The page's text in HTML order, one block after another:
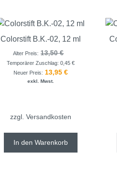
Colorstift B.K.-02, 12 ml
Alter Preis: 13,50€
Temporärer Zuschlag:0,45€
Neuer Preis: 13,95€
exkl. Mwst.
zzgl.Versandkosten
In den Warenkorb